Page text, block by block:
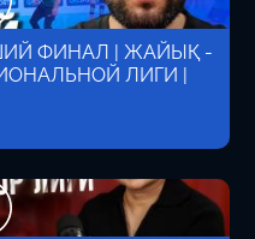
ФИНАЛ | ЖАЙЫҚ -
ЛИГИ |